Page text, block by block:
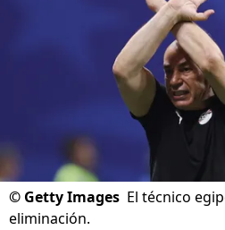
© Getty Images El técnico
eliminación.